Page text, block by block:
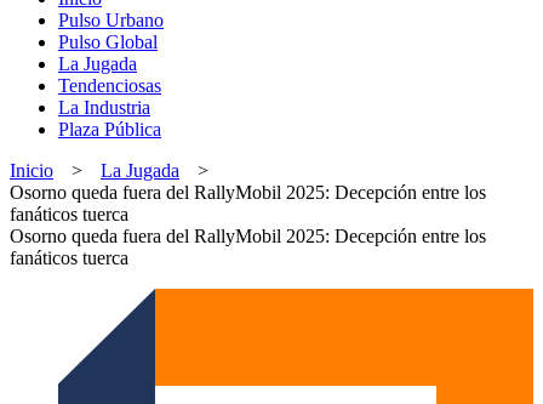
Pulso Urbano
Pulso Global
La Jugada
Tendenciosas
La Industria
Plaza Pública
Inicio
> La Jugada
>
Osorno queda fuera del RallyMobil 2025: Decepción entre los
fanáticos tuerca
Osorno queda fuera del RallyMobil 2025: Decepción entre los
fanáticos tuerca